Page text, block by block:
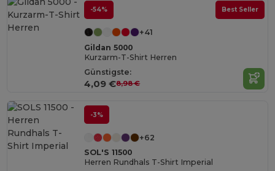
-54% Best Seller
+41
Gildan 5000
Kurzarm-T-Shirt Herren
Günstigste:
4,09 €8,98 €
-3%
+62
SOL'S 11500
Herren Rundhals T-Shirt Imperial